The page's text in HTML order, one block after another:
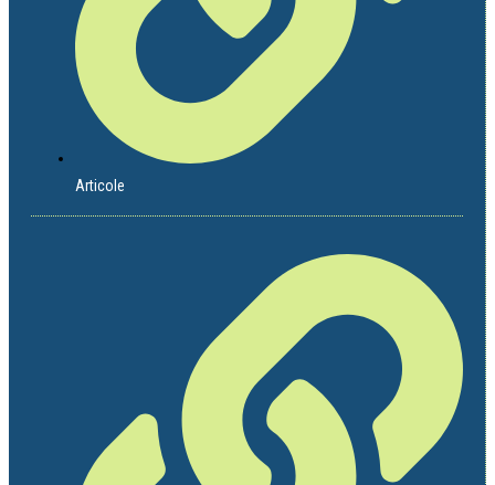
Articole